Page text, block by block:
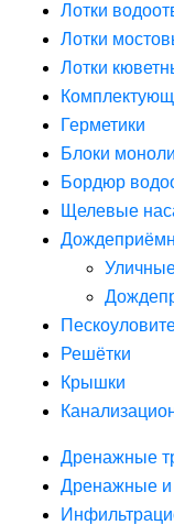
Лотки
Лотки
Лотки
Герметики
Блоки
Бордюр
Щелевые
Решётки
Крышки
Дренажные
Дренажные и